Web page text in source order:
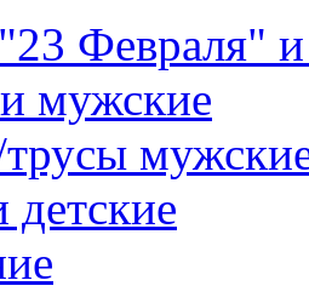
Февраля"
мужские
детские